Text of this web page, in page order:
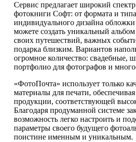
Сервис предлагает широкий
фотокниги Софт: от формата и
индивидуального дизайна
можете создать уникальный
своих путешествий, важных
подарка близким. Вариантов
огромное количество: свадебные,
портфолио для фотографов и
«ФотоПочта» использует только
материалы для печати,
продукции, соответствующей
Благодаря продуманной системе
возможность легко настроить и
параметры своего будущего
поистине именным и уникальным.